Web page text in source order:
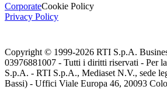
CorporateCookie Policy
Privacy Policy
Copyright © 1999-2026 RTI S.p.A.
03976881007 - Tutti i diritti riservati - Per
S.p.A. - RTI S.p.A., Mediaset N.V., sede
Bassi) - Uffici Viale Europa 46, 20093